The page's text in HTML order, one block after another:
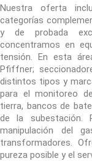
Nuestra oferta
categorías
y de probada
concentramos en
tensión. En esta
Pfiffner;
distintos tipos y
para el monitoreo
tierra, bancos de
de la subestación.
manipulación del
transformadores.
pureza posible y el